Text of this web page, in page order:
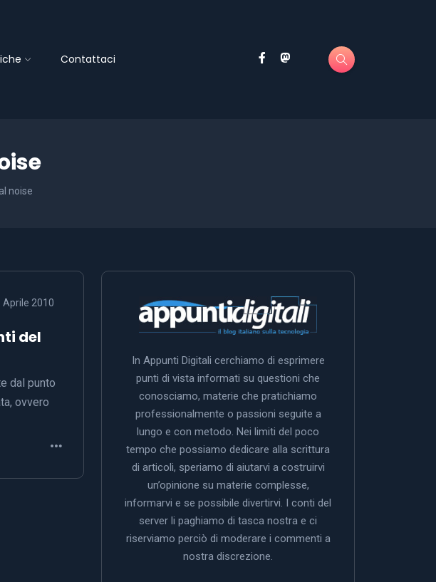
Contattaci
noise
Aprile 2010
del
dal punto
ovvero
In Appunti Digitali cerchiamo di esprimere
punti di vista informati su questioni che
conosciamo, materie che pratichiamo
professionalmente o passioni seguite a
lungo e con metodo. Nei limiti del poco
tempo che possiamo dedicare alla scrittura
di articoli, speriamo di aiutarvi a costruirvi
un’opinione su materie complesse,
informarvi e se possibile divertirvi. I conti del
server li paghiamo di tasca nostra e ci
riserviamo perciò di moderare i commenti a
nostra discrezione.